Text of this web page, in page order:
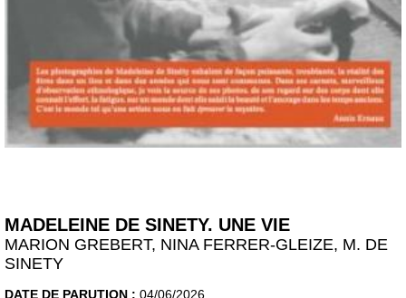
MADELEINE DE SINETY. UNE VIE
MARION GREBERT, NINA FERRER-GLEIZE, M. DE
SINETY
DATE DE PARUTION : 04/06/2026